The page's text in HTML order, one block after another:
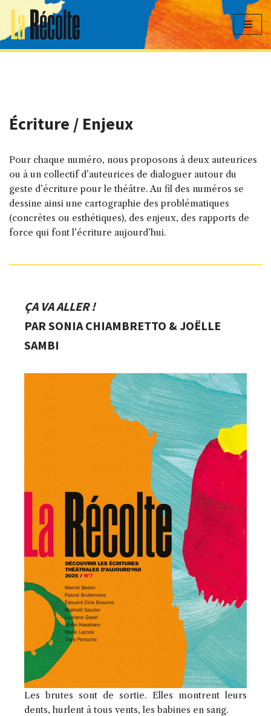
Aller
au
Écriture / Enjeux
Pour chaque numéro, nous proposons à deux auteurices
ou à un collectif d’auteurices de dialoguer autour du
geste d’écriture pour le théâtre. Au fil des numéros se
dessine ainsi une cartographie des problématiques
(concrètes ou esthétiques), des enjeux, des rapports de
force qui font l’écriture aujourd’hui.
ÇA VA ALLER !
PAR SONIA CHIAMBRETTO & JOËLLE
SAMBI
Les brutes sont de sortie. Elles montrent leurs
dents, hurlent à tous vents, les babines en sang.